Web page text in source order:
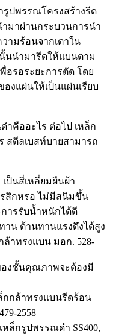
รูปพรรณโครงสร้างรีด
มาผ่านกระบวนการนำ
ามร้อนจากเตาใน
นนำมารีดให้แบนตาม
อรอระยะการตัด โดย
งแผ่นให้เป็นแผ่นเรียบ
ำคืออะไร ต่อไป เหล็ก
สตีลเบสท์บายสามารถ
ป็นสี่เหลี่ยมผืนผ้า
สึกหรอ ไม่มีสนิมขึ้น
ารรับน้ำหนักได้ดี
าน ต้านทานแรงดึงได้สูง
าทรงแบน มอก. 528-
องชั้นคุณภาพจะต้องมี
กกล้าทรงแบนรีดร้อน
2558
หล็กรูปพรรณดำ SS400,